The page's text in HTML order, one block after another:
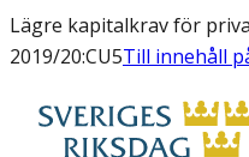
Lägre kapitalkrav för
2019/20:CU5Till innehåll